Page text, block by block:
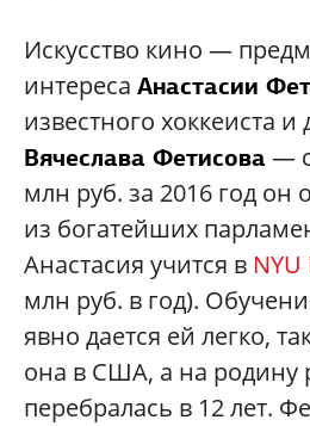
Искусство кино —
интереса Анастасии
известного хоккеиста и
Вячеслава Фетисова —
млн руб. за 2016 год он
из богатейших
Анастасия учится в
млн руб. в год).
явно дается ей легко,
она в США, а на родину
перебралась в 12 лет.